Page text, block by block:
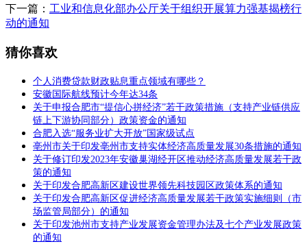
下一篇： 工业和信息化部办公厅关于组织开展算力强基揭榜行
动的通知
猜你喜欢
个人消费贷款财政贴息重点领域有哪些？
安徽国际航线预计今年达34条
关于申报合肥市“提信心拼经济”若干政策措施（支持产业链供应
链上下游协同部分）政策资金的通知
合肥入选“服务业扩大开放”国家级试点
亳州市关于印发亳州市支持实体经济高质量发展30条措施的通知
关于修订印发2023年安徽巢湖经开区推动经济高质量发展若干政
策的通知
关于印发合肥高新区建设世界领先科技园区政策体系的通知
关于印发合肥高新区促进经济高质量发展若干政策实施细则（市
场监管局部分）的通知
关于印发池州市支持产业发展资金管理办法及七个产业发展政策
的通知